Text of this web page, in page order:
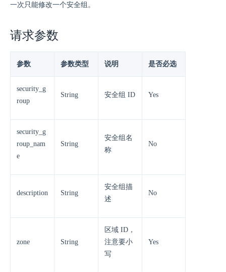
一次只能修改一个安全组。
请求参数
参数 参数类型 说明 是否必选
security_g
roup
String 安全组 ID Yes
security_g
roup_nam
e
String
安全组名
称
No
description String
安全组描
述
No
zone String
区域 ID，
注意要小
写
Yes